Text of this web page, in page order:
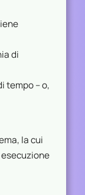
di
tempo – o,
la cui